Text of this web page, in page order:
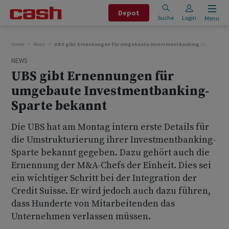
Depot
Suche Login Menu
Home News UBS gibt Ernennungen für umgebaute Investmentbanking-Sparte
NEWS
UBS gibt Ernennungen für
umgebaute Investmentbanking-
Sparte bekannt
Die UBS hat am Montag intern erste Details für
die Umstrukturierung ihrer Investmentbanking-
Sparte bekannt gegeben. Dazu gehört auch die
Ernennung der M&A-Chefs der Einheit. Dies sei
ein wichtiger Schritt bei der Integration der
Credit Suisse. Er wird jedoch auch dazu führen,
dass Hunderte von Mitarbeitenden das
Unternehmen verlassen müssen.